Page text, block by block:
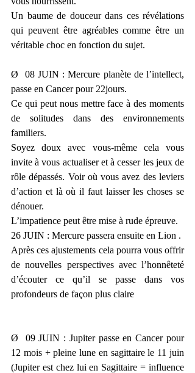
Un baume de douceur dans ces révélations
qui peuvent être agréables comme être un
véritable choc en fonction du sujet.
Ø  08 JUIN : Mercure planète de l’intellect,
passe en Cancer pour 22jours.
Ce qui peut nous mettre face à des moments
de solitudes dans des environnements
familiers.
Soyez doux avec vous-même cela vous
invite à vous actualiser et à cesser les jeux de
rôle dépassés. Voir où vous avez des leviers
d’action et là où il faut laisser les choses se
dénouer.
L’impatience peut être mise à rude épreuve.
26 JUIN : Mercure passera ensuite en Lion .
Après ces ajustements cela pourra vous offrir
de nouvelles perspectives avec l’honnêteté
d’écouter ce qu’il se passe dans vos
profondeurs de façon plus claire
Ø  09 JUIN : Jupiter passe en Cancer pour
12 mois + pleine lune en sagittaire le 11 juin
(Jupiter est chez lui en Sagittaire = influence